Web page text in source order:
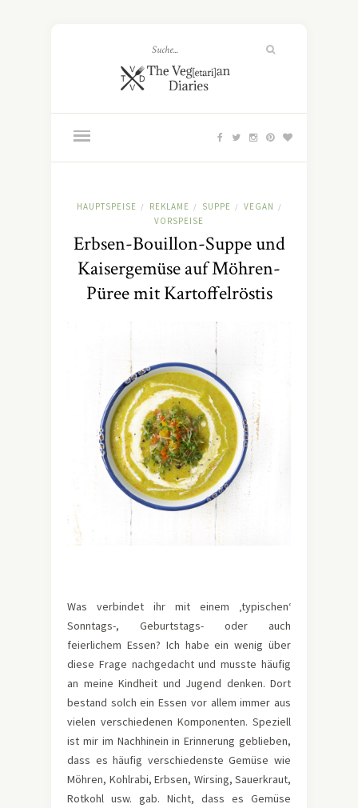
HAUPTSPEISE / REKLAME / SUPPE / VEGAN /
VORSPEISE
Erbsen-Bouillon-Suppe und
Kaisergemüse auf Möhren-
Püree mit Kartoffelröstis
Was verbindet ihr mit einem ‚typischen‘
Sonntags-, Geburtstags- oder auch
feierlichem Essen? Ich habe ein wenig über
diese Frage nachgedacht und musste häufig
an meine Kindheit und Jugend denken. Dort
bestand solch ein Essen vor allem immer aus
vielen verschiedenen Komponenten. Speziell
ist mir im Nachhinein in Erinnerung geblieben,
dass es häufig verschiedenste Gemüse wie
Möhren, Kohlrabi, Erbsen, Wirsing, Sauerkraut,
Rotkohl usw. gab. Nicht, dass es Gemüse